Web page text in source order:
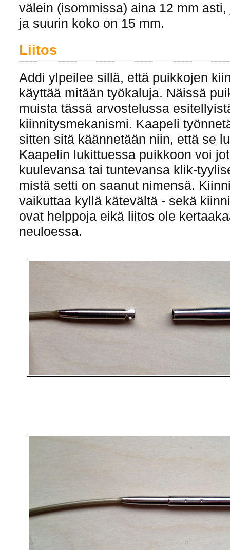
välein (isommissa) aina 12 mm
ja suurin koko on 15 mm.
Liitos
Addi ylpeilee sillä, että puikkojen
käyttää mitään työkaluja. Näissä
muista tässä arvostelussa
kiinnitysmekanismi. Kaapeli
sitten sitä käännetään niin, että se
Kaapelin lukittuessa puikkoon voi
kuulevansa tai tuntevansa klik-
mistä setti on saanut nimensä.
vaikuttaa kyllä kätevältä - sekä
ovat helppoja eikä liitos ole
neuloessa.